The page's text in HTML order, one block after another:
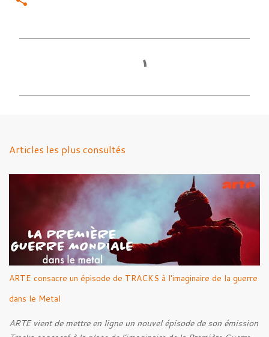
a
s
Articles les plus consultés
ARTE consacre un épisode de TRACKS à l'imaginaire de la guerre
dans le Metal
ARTE vient de mettre en ligne un nouvel épisode de son émission